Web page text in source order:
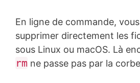
En ligne de commande,
supprimer directement les
sous Linux ou macOS. Là
rm ne passe pas par la